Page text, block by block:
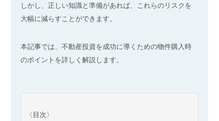
しかし、正しい知識と準備があれば、これらのリスクを
大幅に減らすことができます。
本記事では、不動産投資を成功に導くための物件購入時
のポイントを詳しく解説します。
〈目次〉